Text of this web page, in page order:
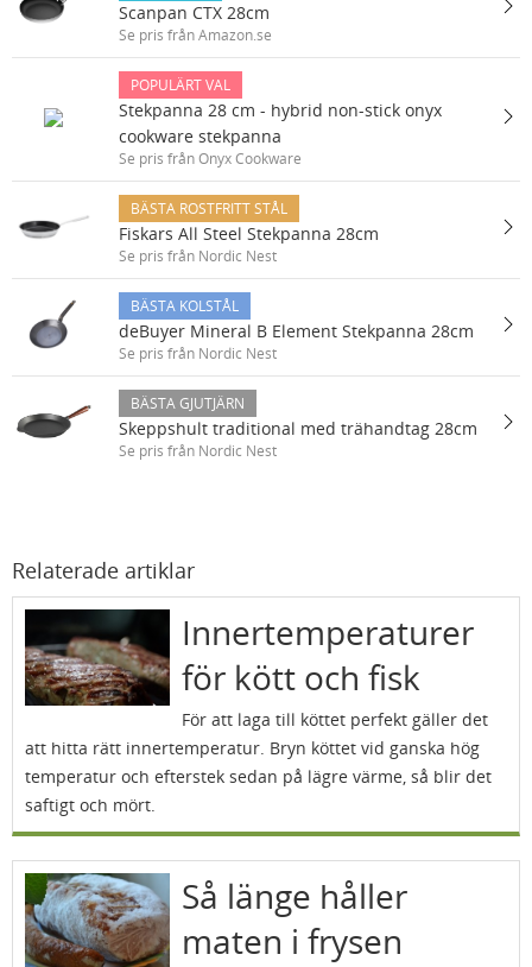
Scanpan CTX 28cm
Se pris från Amazon.se
POPULÄRT VAL
Stekpanna 28 cm - hybrid non-stick onyx
cookware stekpanna
Se pris från Onyx Cookware
BÄSTA ROSTFRITT STÅL
Fiskars All Steel Stekpanna 28cm
Se pris från Nordic Nest
BÄSTA KOLSTÅL
deBuyer Mineral B Element Stekpanna 28cm
Se pris från Nordic Nest
BÄSTA GJUTJÄRN
Skeppshult traditional med trähandtag 28cm
Se pris från Nordic Nest
Relaterade artiklar
Innertemperaturer
för kött och fisk
För att laga till köttet perfekt gäller det
att hitta rätt innertemperatur. Bryn köttet vid ganska hög
temperatur och efterstek sedan på lägre värme, så blir det
saftigt och mört.
Så länge håller
maten i frysen